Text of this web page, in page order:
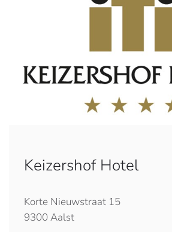
Keizershof Hotel
Korte Nieuwstraat 15
9300 Aalst